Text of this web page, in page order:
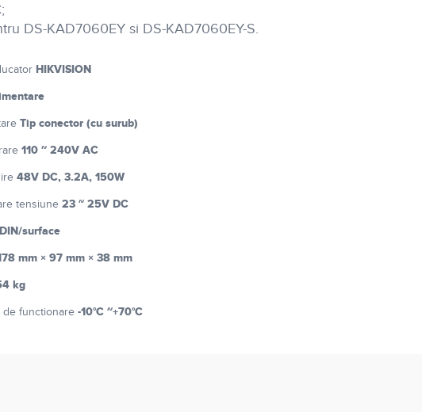
DS-KAD7060EY si DS-KAD7060EY-S.
HIKVISION
Tip conector (cu surub)
110 ~ 240V AC
48V DC, 3.2A, 150W
tensiune 23 ~ 25V DC
surface
mm × 97 mm × 38 mm
kg
de functionare -10°C ~+70°C